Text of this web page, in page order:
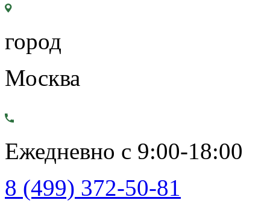
город
Москва
Ежедневно с 9:00-18:00
8 (499) 372-50-81